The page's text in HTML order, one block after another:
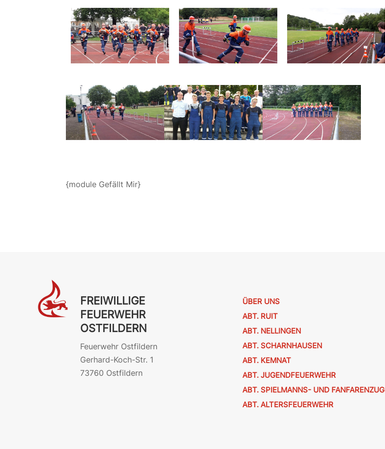
{module Gefällt Mir}
FREIWILLIGE
FEUERWEHR
OSTFILDERN
Feuerwehr Ostfildern
Gerhard-Koch-Str. 1
73760 Ostfildern
ÜBER UNS
ABT. RUIT
ABT. NELLINGEN
ABT. SCHARNHAUSEN
ABT. KEMNAT
ABT. JUGENDFEUERWEHR
ABT. SPIELMANNS- UND FANFARENZUG
ABT. ALTERSFEUERWEHR